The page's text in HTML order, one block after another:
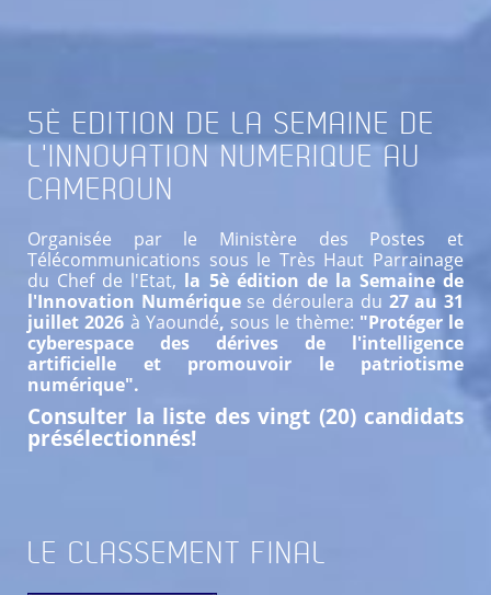
5È EDITION DE LA SEMAINE DE
L'INNOVATION NUMERIQUE AU
CAMEROUN
Organisée par le Ministère des Postes et
Télécommunications sous le Très Haut Parrainage
du Chef de l'Etat, la 5è édition de la Semaine de
l'Innovation Numérique se déroulera du 27 au 31
juillet 2026 à Yaoundé, sous le thème: "Protéger le
cyberespace des dérives de l'intelligence
artificielle et promouvoir le patriotisme
numérique".
Consulter la liste des vingt (20) candidats
présélectionnés!
LE CLASSEMENT FINAL